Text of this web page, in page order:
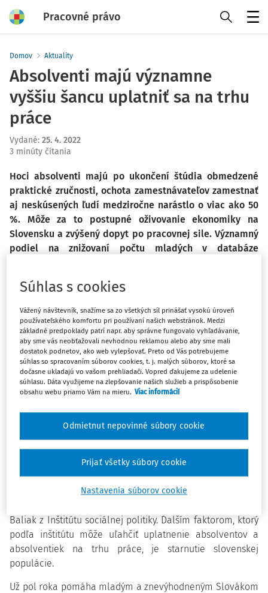
Pracovné právo
Domov Aktuality
Absolventi majú významne
vyššiu šancu uplatniť sa na trhu
práce
Vydané: 25. 4. 2022
3 minúty čítania
Hoci absolventi majú po ukončení štúdia obmedzené
praktické zručnosti, ochota zamestnávateľov zamestnať
aj neskúsených ľudí medziročne narástlo o viac ako 50
%. Môže za to postupné oživovanie ekonomiky na
Slovensku a zvýšený dopyt po pracovnej sile. Významný
podiel na znižovaní počtu mladých v databáze
Počet voľných pracovných miest vhodných pre
absolventov sa podľa dostupných údajov z Ústredia práce
sociálnych vecí a rodiny SR za 1Q 2022 rastie. V januári
2022 ústredie evidovalo 36 575 pracovných miest pre
absolventov, vo februári 2022 ich počet narástol na 37 817
a v marci až na celkovo 41 612 voľných pracovných miest
vhodných pre absolventov. V porovnaní s marcom v roku
2021, kedy bolo 27 466 voľných pracovných miest, čo
predstavuje 51,5-percentný medziročný nárast.
Značný nárast počtu voľných pracovných miest vhodných
pre absolventov, ktorý zaznamenávame v poslednom
období, odzrkadľuje postupné oživovanie ekonomiky na
Slovensku v kombinácii s dlhodobým nesúladom medzi
Baliak z Inštitútu sociálnej politiky. Ďalším faktorom, ktorý
podľa inštitútu môže uľahčiť uplatnenie absolventov a
absolventiek na trhu práce, je starnutie slovenskej
populácie.
Už pol roka pomáha mladým a znevýhodneným Slovákom
Súhlas s cookies
Vážený návštevník, snažíme sa zo všetkých síl prinášať vysokú úroveň
používateľského komfortu pri používaní našich webstránok. Medzi
základné predpoklady patrí napr. aby správne fungovalo vyhľadávanie,
aby sme vás neobťažovali nevhodnou reklamou alebo aby sme mali
dostatok podnetov, ako web vylepšovať. Preto od Vás potrebujeme
súhlas so spracovaním súborov cookies, t. j. malých súborov, ktoré sa
dočasne ukladajú vo vašom prehliadači. Vopred ďakujeme za udelenie
súhlasu. Dáta využijeme na zlepšovanie našich služieb a prispôsobenie
obsahu webu priamo Vám na mieru. Viac informácií
Nastavenia súborov cookie
Odmietnut nepovinné súbory cookie
Prijať všetky súbory cookie